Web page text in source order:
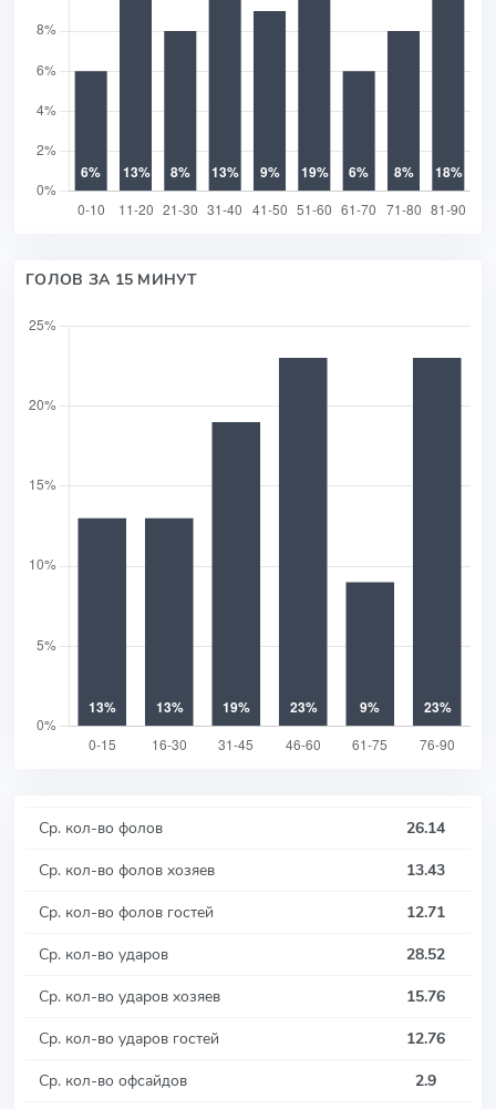
ГОЛОВ ЗА 15 МИНУТ
Ср. кол-во фолов
26.14
Ср. кол-во фолов хозяев
13.43
Ср. кол-во фолов гостей
12.71
Ср. кол-во ударов
28.52
Ср. кол-во ударов хозяев
15.76
Ср. кол-во ударов гостей
12.76
Ср. кол-во офсайдов
2.9